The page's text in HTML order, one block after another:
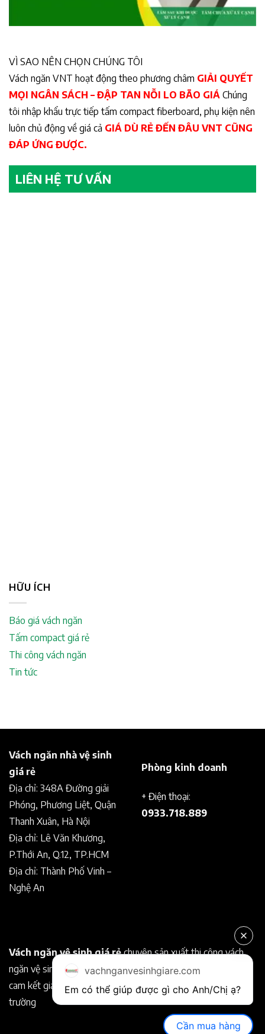
VÌ SAO NÊN CHỌN CHÚNG TÔI
Vách ngăn VNT hoạt động theo phương châm GIẢI QUYẾT
MỌI NGÂN SÁCH – ĐẬP TAN NỖI LO BÃO GIÁ Chúng
tôi nhập khẩu trực tiếp tấm compact fiberboard, phụ kiện nên
luôn chủ động về giá cả GIÁ DÙ RẺ ĐẾN ĐÂU VNT CŨNG
ĐÁP ỨNG ĐƯỢC.
LIÊN HỆ TƯ VẤN
HỮU ÍCH
Báo giá vách ngăn
Tấm compact giá rẻ
Thi công vách ngăn
Tin tức
Vách ngăn nhà vệ sinh
giá rẻ
Địa chỉ: 348A Đường giải
Phóng, Phương Liệt, Quận
Thanh Xuân, Hà Nội
Địa chỉ: Lê Văn Khương,
P.Thới An, Q.12, TP.HCM
Địa chỉ: Thành Phố Vinh –
Nghệ An
Phòng kinh doanh
+ Điện thoại:
0933.718.889
Vách ngăn vệ sinh giá rẻchuyên sản xuất thi công vách
ngăn vệ sinh Compact chất lượng tốt. Chuyên nghiệp, uy tín
cam kết giá rẻ hơn so với các nhà cung cấp khác trên thị
trường
vachnganvesinhgiare.com
Cần mua hàng